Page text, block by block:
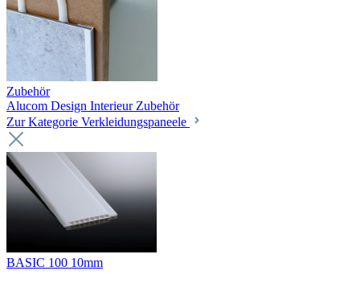
Zubehör
Alucom Design Interieur Zubehör
Zur Kategorie Verkleidungspaneele
BASIC 100 10mm